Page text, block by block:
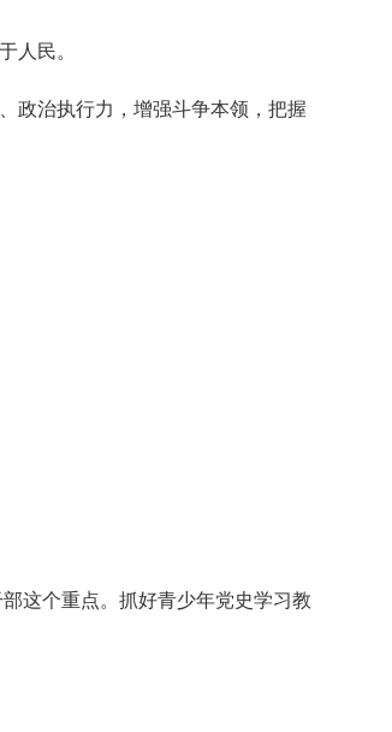
人民。
政治执行力，增强斗争本领，把握
这个重点。抓好青少年党史学习教